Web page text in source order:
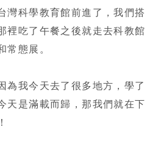
灣科學教育館前進了，我們搭
裡吃了午餐之後就走去科教館
常態展。
為我今天去了很多地方，學了
天是滿載而歸，那我們就在下